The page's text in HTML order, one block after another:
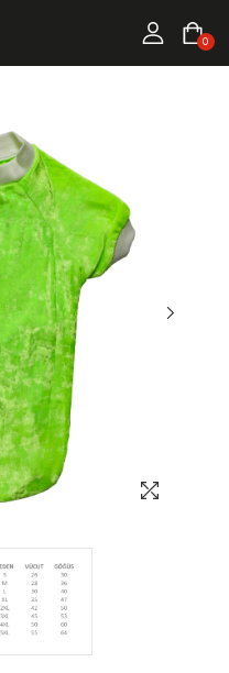
0